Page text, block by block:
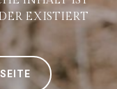
EXISTIERT